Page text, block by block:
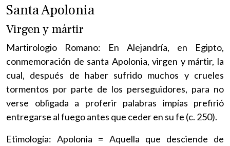
Santa Apolonia
Virgen y mártir
Martirologio Romano: En Alejandría, en Egipto,
conmemoración de santa Apolonia, virgen y mártir, la
cual, después de haber sufrido muchos y crueles
tormentos por parte de los perseguidores, para no
verse obligada a proferir palabras impías prefirió
entregarse al fuego antes que ceder en su fe (c. 250).
Etimología: Apolonia = Aquella que desciende de